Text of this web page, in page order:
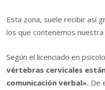
Esta zona, suele recibir así
los que contenemos
Según el licenciado en
vértebras cervicales
comunicación verbal». De